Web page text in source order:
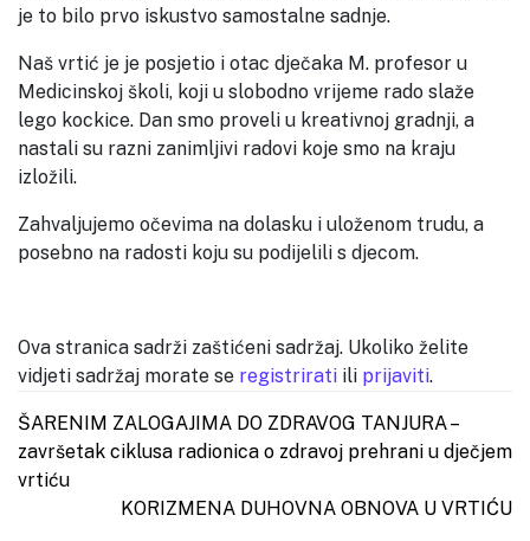
je to bilo prvo iskustvo samostalne sadnje.
Naš vrtić je je posjetio i otac dječaka M. profesor u
Medicinskoj školi, koji u slobodno vrijeme rado slaže
lego kockice. Dan smo proveli u kreativnoj gradnji, a
nastali su razni zanimljivi radovi koje smo na kraju
izložili.
Zahvaljujemo očevima na dolasku i uloženom trudu, a
posebno na radosti koju su podijelili s djecom.
Ova stranica sadrži zaštićeni sadržaj. Ukoliko želite
vidjeti sadržaj morate se registrirati ili prijaviti.
Post navigation
ŠARENIM ZALOGAJIMA DO ZDRAVOG TANJURA –
završetak ciklusa radionica o zdravoj prehrani u dječjem
vrtiću
KORIZMENA DUHOVNA OBNOVA U VRTIĆU